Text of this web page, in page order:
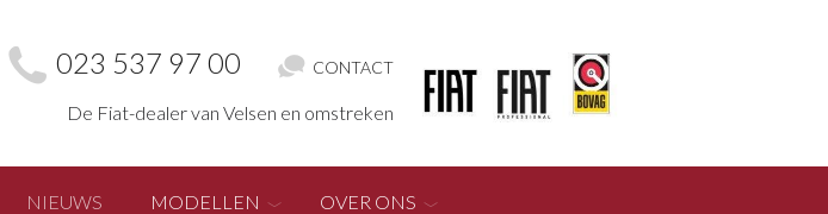
023 537 97 00 CONTACT
De Fiat-dealer van Velsen en omstreken
NIEUWS MODELLEN OVER ONS